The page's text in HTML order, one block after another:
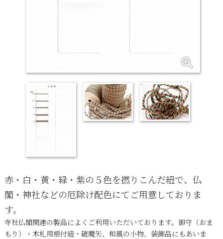
赤・白・黄・緑・紫の５色を撚りこんだ紐で、仏
閣・神社などの厄除け配色にてご用意しておりま
す。
寺社仏閣関連の製品によくご利用いただいております。御守（おま
もり）・木札用根付紐・破魔矢、和風の小物、装飾品にもあいま